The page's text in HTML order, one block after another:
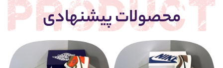
محصولات پیشنهادی